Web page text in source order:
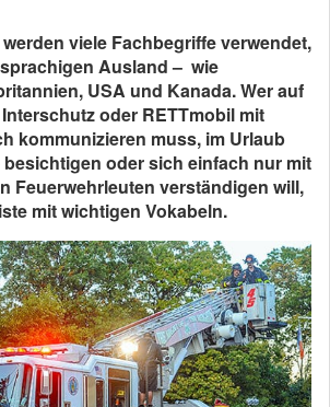
viele Fachbegriffe verwendet,
Ausland – wie
USA und Kanada. Wer auf
oder RETTmobil mit
kommunizieren muss, im Urlaub
besichtigen oder sich einfach nur mit
Feuerwehrleuten verständigen will,
mit wichtigen Vokabeln.